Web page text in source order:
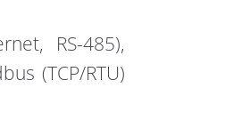
RS-485),
(TCP/RTU)